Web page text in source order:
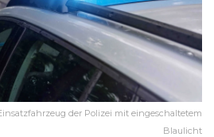
der Polizei mit eingeschaltetem
Blaulicht